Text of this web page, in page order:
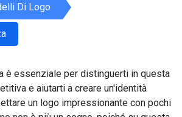
Di Logo
è essenziale per distinguerti in questa
e aiutarti a creare un'identità
un logo impressionante con pochi